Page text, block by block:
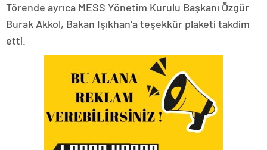
Törende ayrıca MESS Yönetim Kurulu Başkanı Özgür
Burak Akkol, Bakan Işıkhan’a teşekkür plaketi takdim
etti.